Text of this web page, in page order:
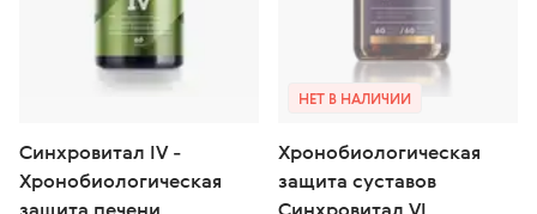
Синхровитал IV -
Хронобиологическая
НЕТ В НАЛИЧИИ
Хронобиологическая
защита суставов